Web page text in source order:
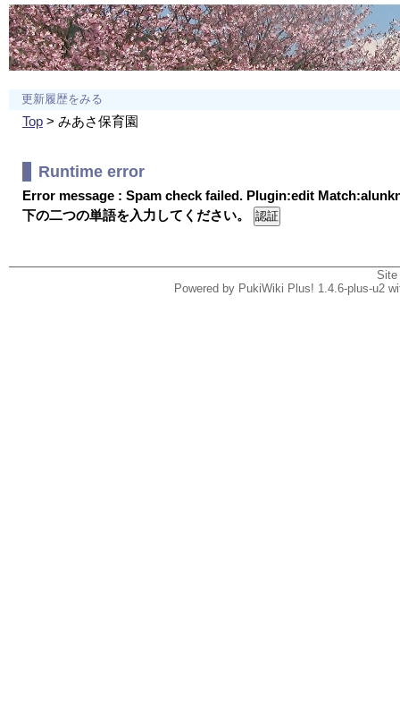
更新履歴をみる
Top> みあさ保育園
Runtime error
Error message : Spam check failed. Plugin:edit
下の二つの単語を入力してください。
Powered by PukiWiki Plus! 1.4.6-plus-u2